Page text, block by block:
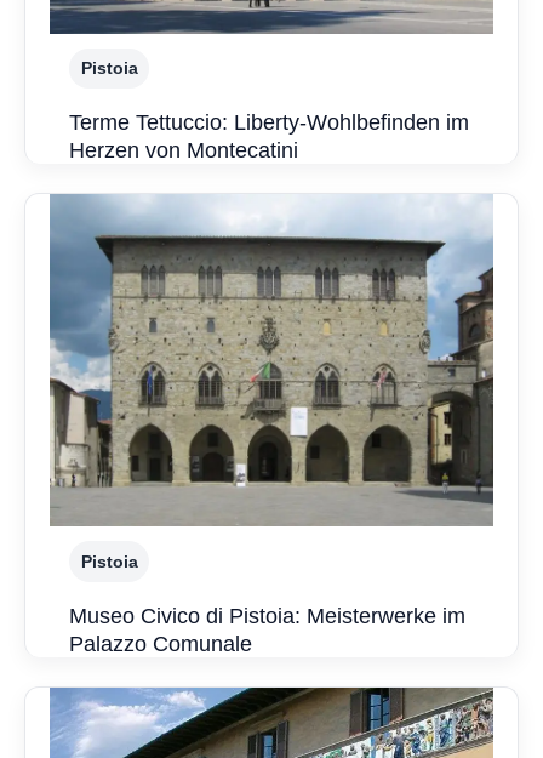
Pistoia
Terme Tettuccio: Liberty-Wohlbefinden im
Herzen von Montecatini
Pistoia
Museo Civico di Pistoia: Meisterwerke im
Palazzo Comunale